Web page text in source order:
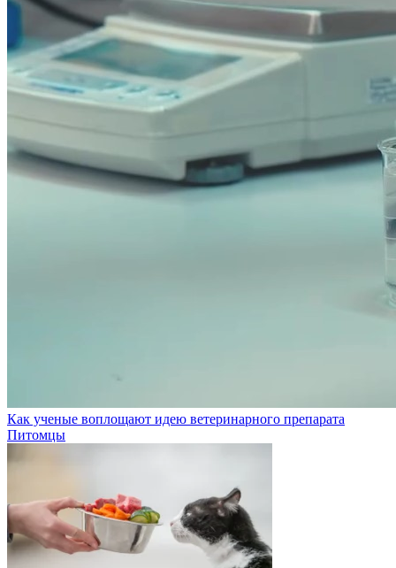
Как ученые воплощают идею ветеринарного препарата
Питомцы